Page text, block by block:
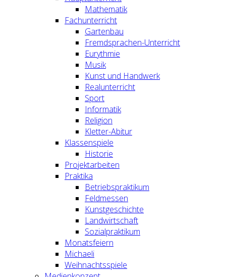
Mathematik
Fachunterricht
Gartenbau
Fremdsprachen-Unterricht
Eurythmie
Musik
Kunst und Handwerk
Realunterricht
Sport
Informatik
Religion
Kletter-Abitur
Klassenspiele
Historie
Projektarbeiten
Praktika
Betriebspraktikum
Feldmessen
Kunstgeschichte
Landwirtschaft
Sozialpraktikum
Monatsfeiern
Michaeli
Weihnachtsspiele